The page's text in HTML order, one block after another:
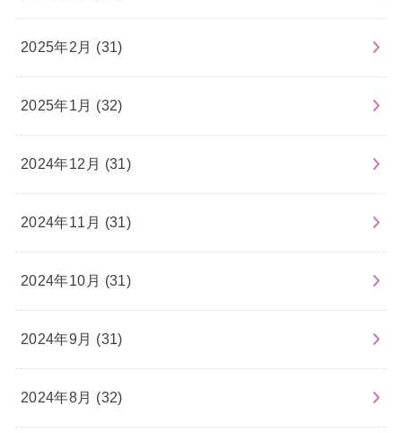
2025年2月 (31)
2025年1月 (32)
2024年12月 (31)
2024年11月 (31)
2024年10月 (31)
2024年9月 (31)
2024年8月 (32)